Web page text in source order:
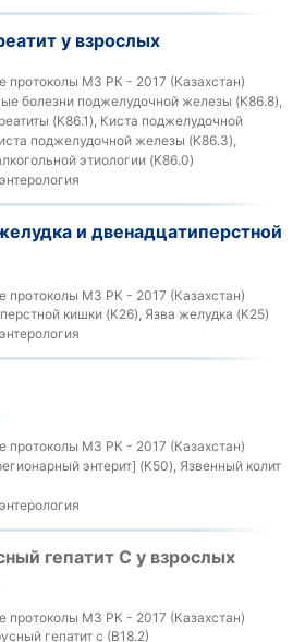
у взрослых
протоколы МЗ РК - 2017 (Казахстан)
болезни поджелудочной железы (K86.8),
(K86.1), Киста поджелудочной
поджелудочной железы (K86.3),
этиологии (K86.0)
и двенадцатиперстной
протоколы МЗ РК - 2017 (Казахстан)
кишки (K26), Язва желудка (K25)
протоколы МЗ РК - 2017 (Казахстан)
энтерит] (K50), Язвенный колит
гепатит С у взрослых
протоколы МЗ РК - 2017 (Казахстан)
гепатит c (B18.2)